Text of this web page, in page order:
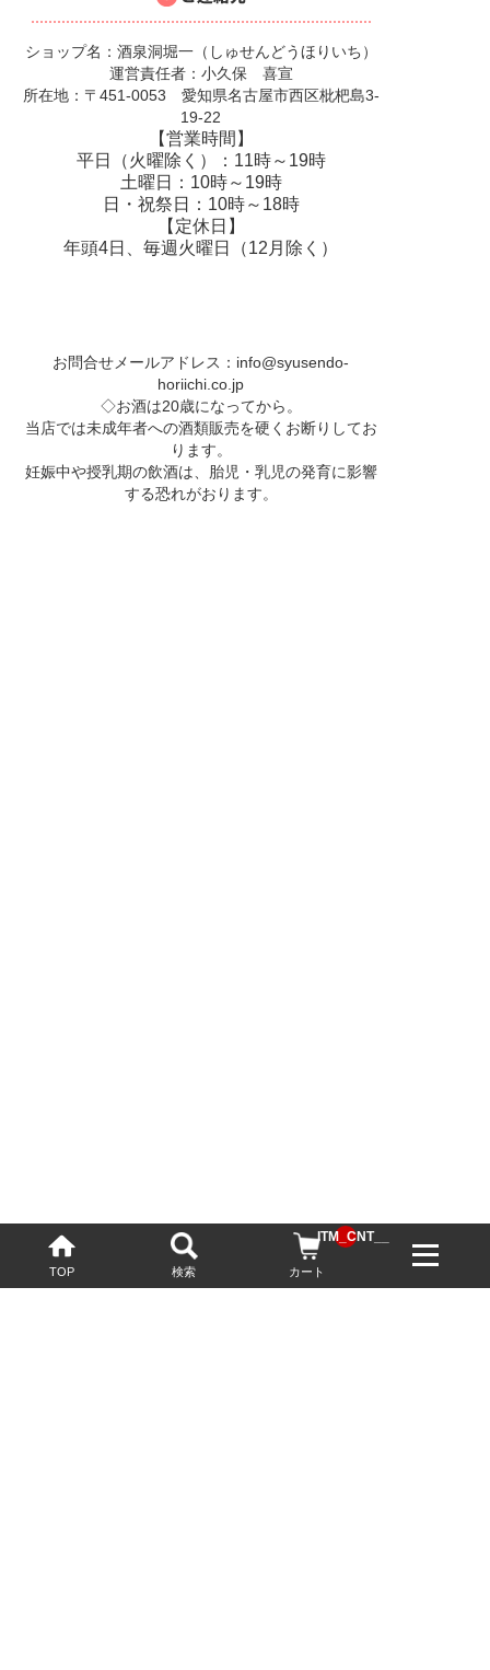
TOP 検索 カート
__ITM_CNT__
ショップ名：酒泉洞堀一（しゅせんどうほりいち）
運営責任者：小久保 喜宣
所在地：〒451-0053 愛知県名古屋市西区枇杷島3-
19-22
【営業時間】
平日（火曜除く）：11時～19時
土曜日：10時～19時
日・祝祭日：10時～18時
【定休日】
年頭4日、毎週火曜日（12月除く）
お問合せメールアドレス： info@syusendo-
horiichi.co.jp
◇お酒は20歳になってから。
当店では未成年者への酒類販売を硬くお断りしてお
ります。
妊娠中や授乳期の飲酒は、胎児・乳児の発育に影響
する恐れがおります。